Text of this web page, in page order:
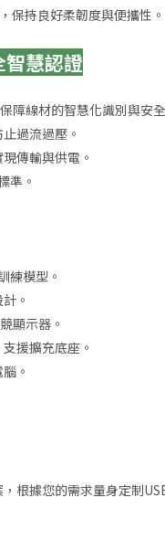
保持良好柔韌度與便攜性。
慧認證
障線材的智慧化識別與安
過流過壓。
傳輸與供電。
準。
練模型。
。
顯示器。
援擴充底座。
。
根據您的需求量身定制